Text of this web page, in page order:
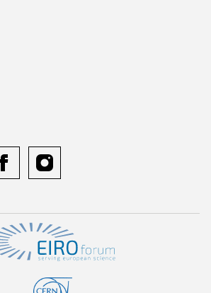
facebookinstagram